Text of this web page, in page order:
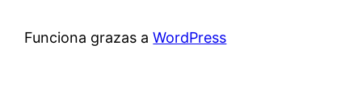
Funciona grazas aWordPress